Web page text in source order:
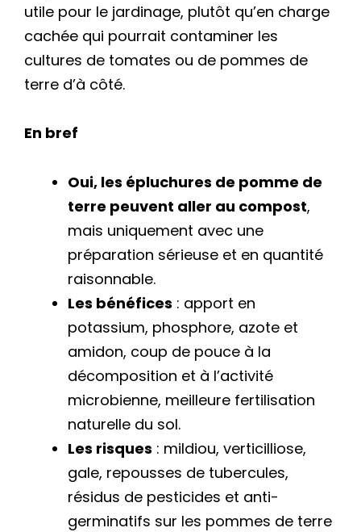
utile pour le jardinage, plutôt qu’en charge
cachée qui pourrait contaminer les
cultures de tomates ou de pommes de
terre d’à côté.
En bref
Oui, les épluchures de pomme de
terre peuvent aller au compost,
mais uniquement avec une
préparation sérieuse et en quantité
raisonnable.
Les bénéfices : apport en
potassium, phosphore, azote et
amidon, coup de pouce à la
décomposition et à l’activité
microbienne, meilleure fertilisation
naturelle du sol.
Les risques : mildiou, verticilliose,
gale, repousses de tubercules,
résidus de pesticides et anti-
germinatifs sur les pommes de terre